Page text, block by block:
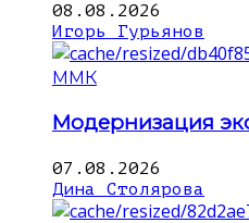
08.08.2026
Игорь Гурьянов
ММК
Модернизация
07.08.2026
Дина Столярова